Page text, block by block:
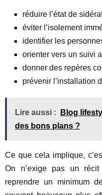
réduire l’état de
éviter l’isolement
identifier les
orienter vers un suivi
donner des repères
prévenir l’installation
Lire aussi :
Blog
des bons plans ?
Ce que cela implique,
On n’exige pas un
reprendre un minimum